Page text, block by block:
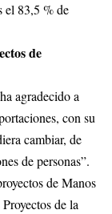
el 83,5 % de
de
agradecido a
con su
cambiar, de
de personas”.
de Manos
de la